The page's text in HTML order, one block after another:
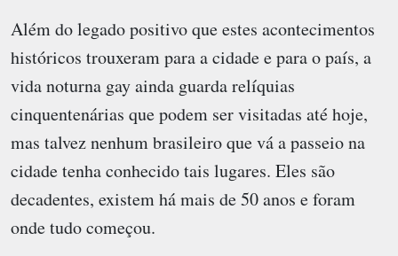
Além do legado positivo que estes acontecimentos
históricos trouxeram para a cidade e para o país, a
vida noturna gay ainda guarda relíquias
cinquentenárias que podem ser visitadas até hoje,
mas talvez nenhum brasileiro que vá a passeio na
cidade tenha conhecido tais lugares. Eles são
decadentes, existem há mais de 50 anos e foram
onde tudo começou.